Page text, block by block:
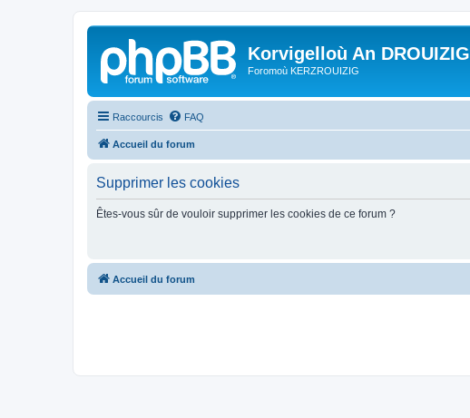
Korvigelloù An DROUIZIG
Foromoù KERZROUIZIG
Raccourcis FAQ
Accueil du forum
Supprimer les cookies
Êtes-vous sûr de vouloir supprimer les cookies de ce forum ?
Accueil du forum